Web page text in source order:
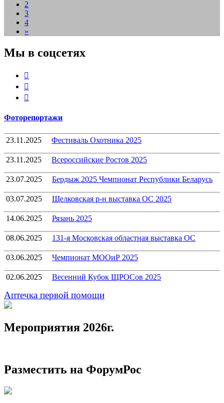
по
записям
2
3
4
»
Мы в соцсетях
Фоторепортажи
23.11.2025 Фестиваль Охотника 2025
23.11.2025 Всероссийские Ростов 2025
23.07.2025 Бердыж 2025 Чемпионат Республики Беларусь
03.07.2025 Щелковская р-н выставка ОС 2025
14.06.2025 Рязань 2025
08.06.2025 131-я Московская областная выставка ОС
03.06.2025 Чемпионат МООиР 2025
02.06.2025 Весенний Кубок ЩРОСов 2025
Аптечка первой помощи
Мероприятия 2026г.
Разместить на ФорумРос